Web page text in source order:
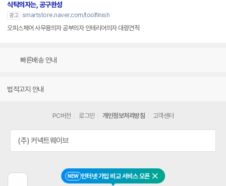
NEW 인터넷 가입 비교 서비스 오픈 닫기
식탁의자는, 공구완성
광고 smartstore.naver.com/toolfinish
오피스체어 사무용의자 공부의자 인테리어의자 대량견적
빠른배송 안내
법적고지 안내
PC버전 로그인 개인정보처리방침 고객센터
(주) 커넥트웨이브